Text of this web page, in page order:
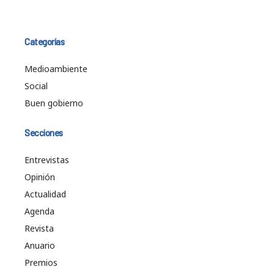
Categorías
Medioambiente
Social
Buen gobierno
Secciones
Entrevistas
Opinión
Actualidad
Agenda
Revista
Anuario
Premios